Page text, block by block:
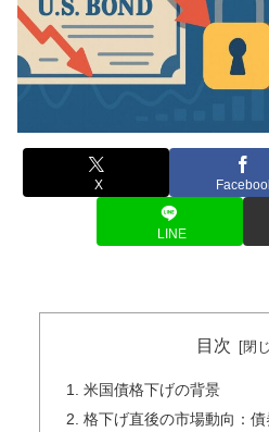
X
LINE
目次
米国債格下げの背景
格下げ直後の市場動向：